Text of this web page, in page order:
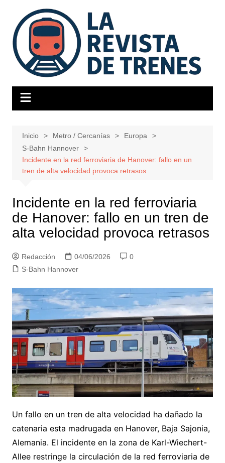
contenido
Inicio Metro / Cercanías
Europa
S-Bahn Hannover
Incidente en la red ferroviaria de Hanover: fallo en un
tren de alta velocidad provoca retrasos
Incidente en la red ferroviaria
de Hanover: fallo en un tren de
alta velocidad provoca retrasos
Redacción 04/06/2026
0
S-Bahn Hannover
Un fallo en un tren de alta velocidad ha dañado la
catenaria esta madrugada en Hanover, Baja Sajonia,
Alemania. El incidente en la zona de Karl-Wiechert-
Allee restringe la circulación de la red ferroviaria de